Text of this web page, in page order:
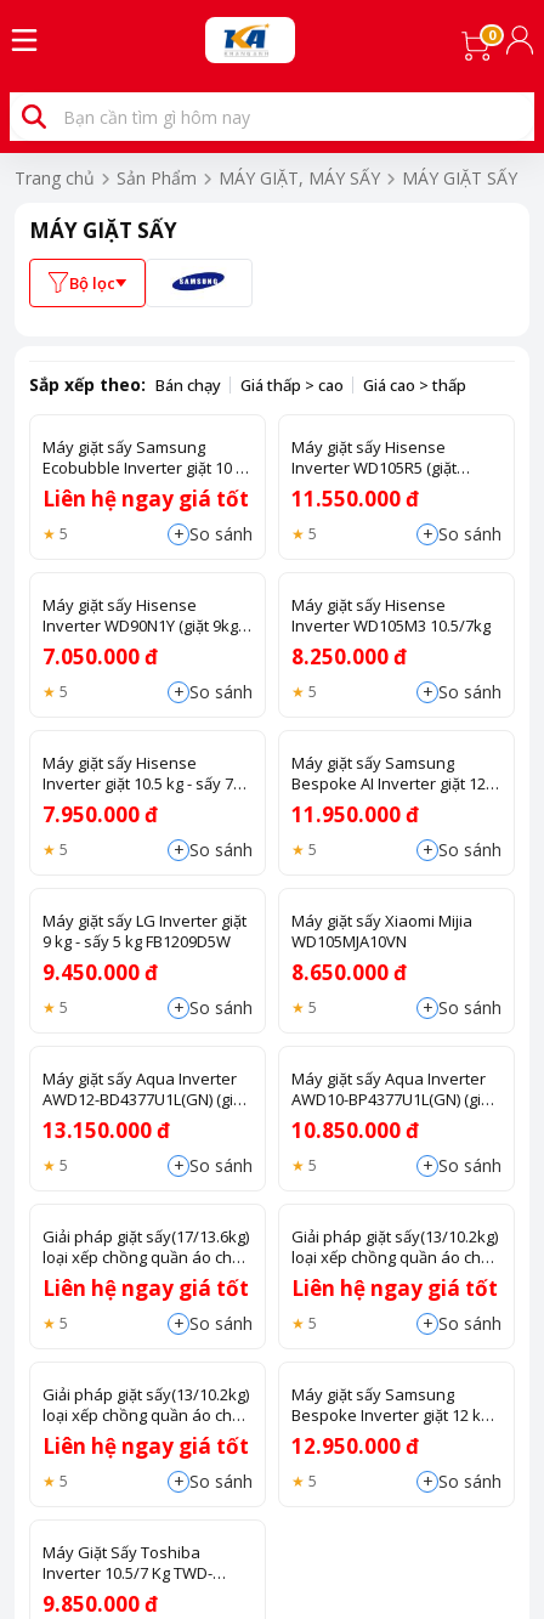
0
Trang chủ Sản Phẩm MÁY GIẶT, MÁY SẤY MÁY GIẶT SẤY
MÁY GIẶT SẤY
Bộ lọc
Sắp xếp theo: Bán chạy Giá thấp > cao Giá cao > thấp
Máy giặt sấy Samsung
Ecobubble Inverter giặt 10 kg
- sấy 6 kg
WD10HG4U04BBSV
Liên hệ ngay giá tốt
5 + So sánh
Máy giặt sấy Hisense
Inverter WD105R5 (giặt
10.5kg, sấy 7kg)
11.550.000 đ
5 + So sánh
Máy giặt sấy Hisense
Inverter WD90N1Y (giặt 9kg,
sấy 6kg)
7.050.000 đ
5 + So sánh
Máy giặt sấy Hisense
Inverter WD105M3 10.5/7kg
8.250.000 đ
5 + So sánh
Máy giặt sấy Hisense
Inverter giặt 10.5 kg - sấy 7
kg WDQA1043BT
7.950.000 đ
5 + So sánh
Máy giặt sấy Samsung
Bespoke AI Inverter giặt 12
kg - sấy 8 kg
WD12BB944DGHSV
11.950.000 đ
5 + So sánh
Máy giặt sấy LG Inverter giặt
9 kg - sấy 5 kg FB1209D5W
9.450.000 đ
5 + So sánh
Máy giặt sấy Xiaomi Mijia
WD105MJA10VN
8.650.000 đ
5 + So sánh
Máy giặt sấy Aqua Inverter
AWD12-BD4377U1L(GN) (giặt
12kg, sấy 7kg)
13.150.000 đ
5 + So sánh
Máy giặt sấy Aqua Inverter
AWD10-BP4377U1L(GN) (giặt
10kg, sấy 6kg)
10.850.000 đ
5 + So sánh
Giải pháp giặt sấy(17/13.6kg)
loại xếp chồng quần áo cho
tiệm giặt coin type màu bạc
sấy bằng gas
Liên hệ ngay giá tốt
5 + So sánh
Giải pháp giặt sấy(13/10.2kg)
loại xếp chồng quần áo cho
tiệm giặt coin type màu bạc
sấy bằng gas
Liên hệ ngay giá tốt
5 + So sánh
Giải pháp giặt sấy(13/10.2kg)
loại xếp chồng quần áo cho
tiệm giặt coin type màu bạc
sấy bằng điện
Liên hệ ngay giá tốt
5 + So sánh
Máy giặt sấy Samsung
Bespoke Inverter giặt 12 kg -
sấy 7 kg WD12DB7B85GBSV
12.950.000 đ
5 + So sánh
Máy Giặt Sấy Toshiba
Inverter 10.5/7 Kg TWD-
T21BU115UWV(MG)
9.850.000 đ